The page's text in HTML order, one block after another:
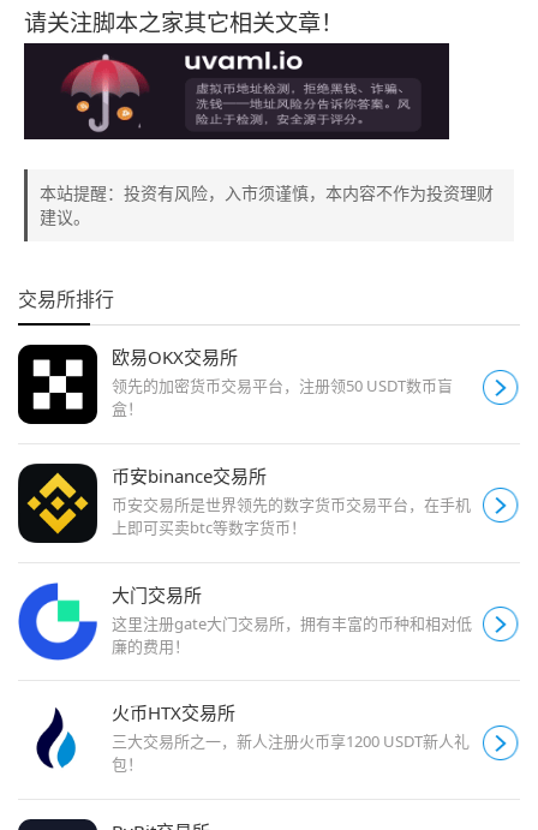
请关注脚本之家其它相关文章！
本站提醒：投资有风险，入市须谨慎，本内容不作为投资理财
建议。
交易所排行
欧易OKX交易所
领先的加密货币交易平台，注册领50 USDT数币盲
盒！
币安binance交易所
币安交易所是世界领先的数字货币交易平台，在手机
上即可买卖btc等数字货币！
大门交易所
这里注册gate大门交易所，拥有丰富的币种和相对低
廉的费用！
火币HTX交易所
三大交易所之一，新人注册火币享1200 USDT新人礼
包！